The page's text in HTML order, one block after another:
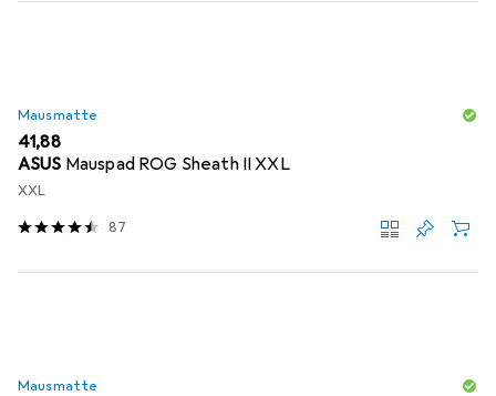
Mausmatte
EUR
41,88
ASUS Mauspad ROG Sheath II XXL
XXL
87
Mausmatte